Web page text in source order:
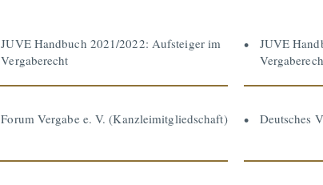
JUVE Handbuch 2021/2022: Aufsteiger im
Vergaberecht
JUVE
Forum Vergabe e. V. (Kanzleimitgliedschaft) Deutsches